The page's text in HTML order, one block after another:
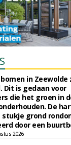
bomen in
Dit is gedaan voor
die het groen in
De
grond
door een
2026